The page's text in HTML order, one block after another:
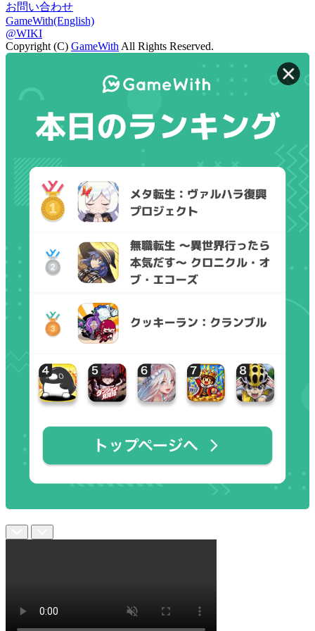
お問い合わせ
GameWith(English)
@WIKI
Copyright (C) GameWithAll Rights Reserved.